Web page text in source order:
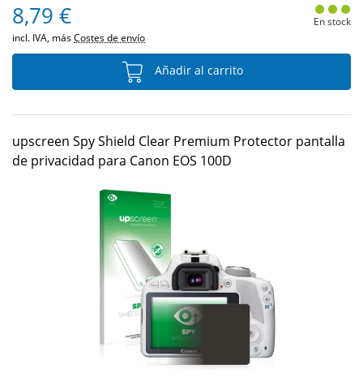
8,79 €
incl. IVA, másCostes de envío
En stock
Añadir al carrito
upscreen Spy Shield Clear Premium Protector pantalla
de privacidad para Canon EOS 100D